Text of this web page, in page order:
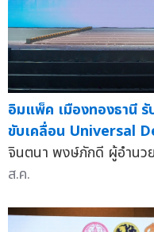
อิมแพ็ค เมืองทองธานี
ขับเคลื่อน Universal
จินตนา พงษ์ภักดี ผู้อำนว
ส.ค.